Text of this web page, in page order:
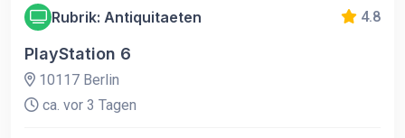
Rubrik: Antiquitaeten 4.8
PlayStation 6
10117 Berlin
ca. vor 3 Tagen